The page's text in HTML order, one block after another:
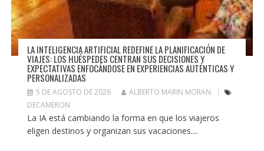
LA INTELIGENCIA ARTIFICIAL REDEFINE LA PLANIFICACIÓN DE
VIAJES: LOS HUÉSPEDES CENTRAN SUS DECISIONES Y
EXPECTATIVAS ENFOCÁNDOSE EN EXPERIENCIAS AUTÉNTICAS Y
PERSONALIZADAS
5 DE AGOSTO DE 2026
ALBERTO MARIN MORAN
DECAMERON
La IA está cambiando la forma en que los viajeros
eligen destinos y organizan sus vacaciones....